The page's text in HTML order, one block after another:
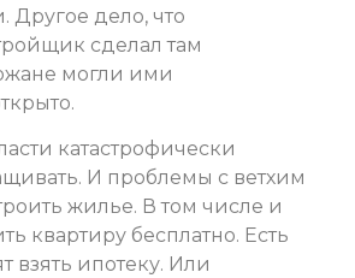
Другое дело, что
сделал там
могли ими
катастрофически
И проблемы с ветхим
жилье. В том числе и
квартиру бесплатно. Есть
взять ипотеку. Или